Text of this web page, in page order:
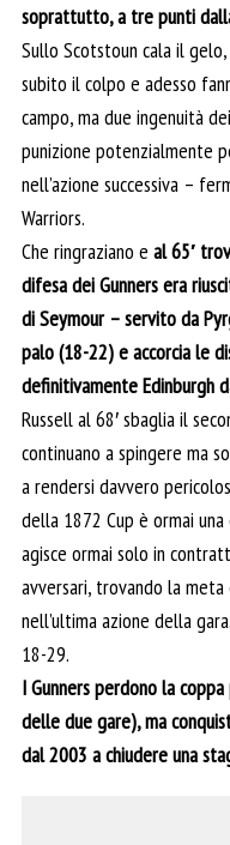
soprattutto, a tre punti
Sullo Scotstoun cala il
subito il colpo e adesso
campo, ma due ingenuità
punizione potenzialmente
nell’azione successiva –
Warriors.
Che ringraziano e al 65′
difesa dei Gunners era
di Seymour – servito da
palo (18-22) e accorcia le
definitivamente Edinburgh
Russell al 68′ sbaglia il
continuano a spingere ma
a rendersi davvero
della 1872 Cup è ormai
agisce ormai solo in
avversari, trovando la meta
nell’ultima azione della
18-29.
I Gunners perdono la
delle due gare), ma
dal 2003 a chiudere una